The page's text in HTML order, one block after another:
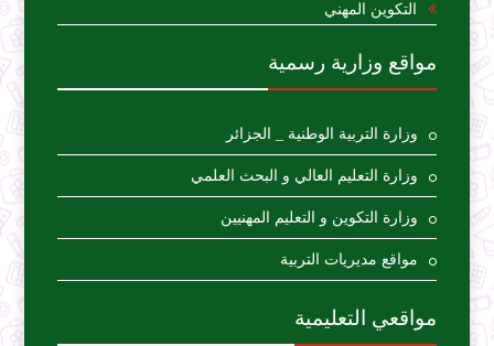
التكوين المهني
مواقع وزارية رسمية
وزارة التربية الوطنية _ الجزائر
وزارة التعليم العالي و البحث العلمي
وزارة التكوين و التعليم المهنيين
مواقع مديريات التربية
مواقعي التعليمية